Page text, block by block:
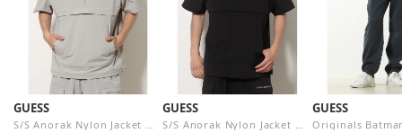
GUESS
S/S Anorak Nylon Jacket （LGY） アウター ナイロンジャケット
GUESS
S/S Anorak Nylon Jacket （BLK） アウター ナイロンジャケット
GUESS